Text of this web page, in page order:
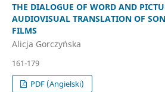
THE DIALOGUE OF WORD AND
AUDIOVISUAL TRANSLATION OF
FILMS
Alicja Gorczyńska
161-179
PDF (Angielski)